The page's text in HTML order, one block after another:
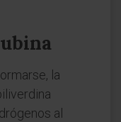
la
al